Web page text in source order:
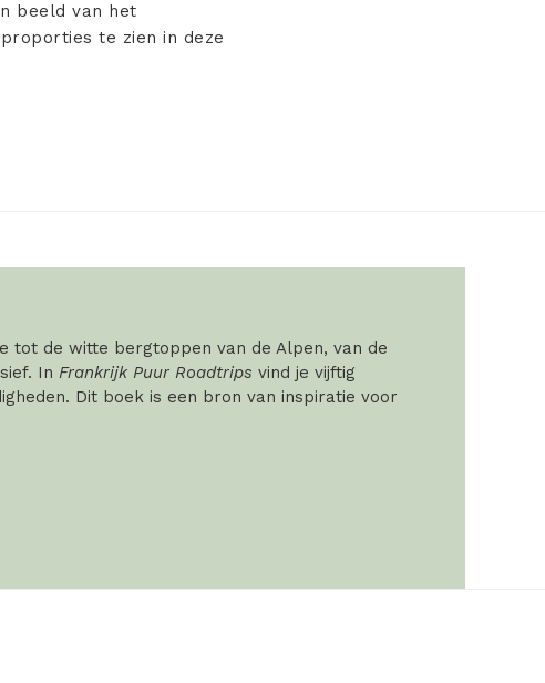
beeld van het
te zien in deze
tot de witte bergtoppen van de Alpen, van de
In Frankrijk Puur Roadtrips vind je vijftig
Dit boek is een bron van inspiratie voor